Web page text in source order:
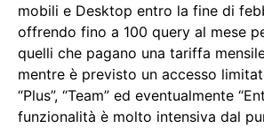
mobili e Desktop entro la fine di
offrendo fino a 100 query al mese
quelli che pagano una tariffa
mentre è previsto un accesso
“Plus”, “Team” ed eventualmente
funzionalità è molto intensiva dal